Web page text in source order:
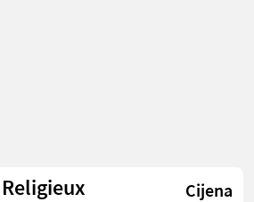
Religieux
Cijena